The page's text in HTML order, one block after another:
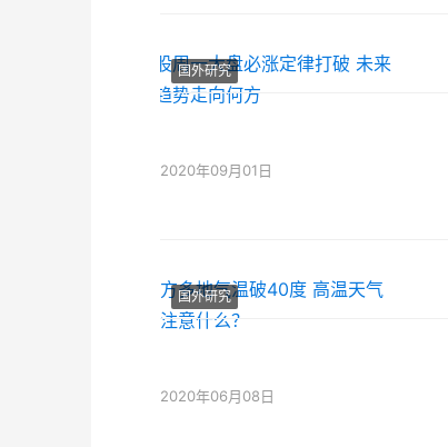
国外研究
2020年09月01日
国外研究
2020年06月08日